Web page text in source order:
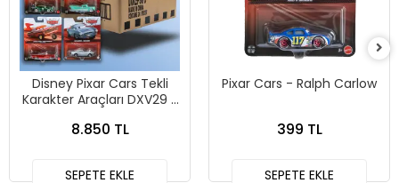
Disney Pixar Cars Tekli
Karakter Araçları DXV29 -
8.850 TL
SEPETE EKLE
Pixar Cars - Ralph Carlow
399 TL
SEPETE EKLE